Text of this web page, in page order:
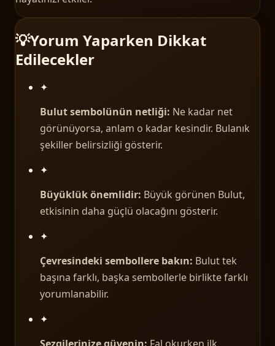
💡Yorum Yaparken Dikkat
Edilecekler
✦
Bulut sembolünün netliği: Ne kadar net
görünüyorsa, anlam o kadar kesindir. Bulanık
şekiller belirsizliği gösterir.
✦
Büyüklük önemlidir: Büyük görünen Bulut,
etkisinin daha güçlü olacağını gösterir.
✦
Çevresindeki sembollere bakın: Bulut tek
başına farklı, başka sembollerle birlikte farklı
yorumlanabilir.
✦